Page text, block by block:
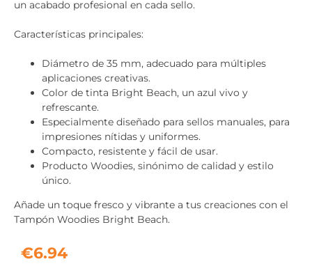
un acabado profesional en cada sello.
Características principales:
Diámetro de 35 mm, adecuado para múltiples
aplicaciones creativas.
Color de tinta Bright Beach, un azul vivo y
refrescante.
Especialmente diseñado para sellos manuales, para
impresiones nítidas y uniformes.
Compacto, resistente y fácil de usar.
Producto Woodies, sinónimo de calidad y estilo
único.
Añade un toque fresco y vibrante a tus creaciones con el
Tampón Woodies Bright Beach.
€6.94